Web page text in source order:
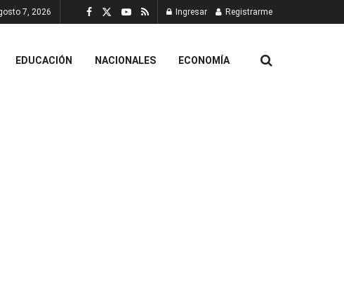
7, 2026 Ingresar Registrarme
EDUCACIÓN NACIONALES ECONOMÍA